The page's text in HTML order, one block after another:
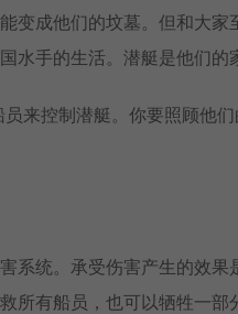
变成他们的坟墓。但和大
水手的生活。潜艇是他们的
来控制潜艇。你要照顾他
系统。承受伤害产生的效
所有船员，也可以牺牲一部